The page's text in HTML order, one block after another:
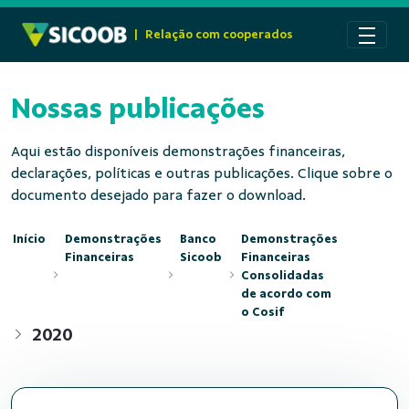
Relação com cooperados
Nossas publicações
Aqui estão disponíveis demonstrações financeiras,
declarações, políticas e outras publicações. Clique sobre o
documento desejado para fazer o download.
Início
Demonstrações
Financeiras
Banco
Sicoob
Demonstrações
Financeiras
Consolidadas
de acordo com
o Cosif
2020